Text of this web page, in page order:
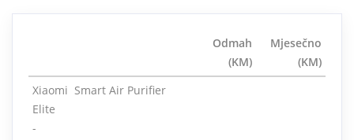
Odmah
(KM)
Mjesečno
(KM)
Xiaomi Smart Air Purifier
Elite
-